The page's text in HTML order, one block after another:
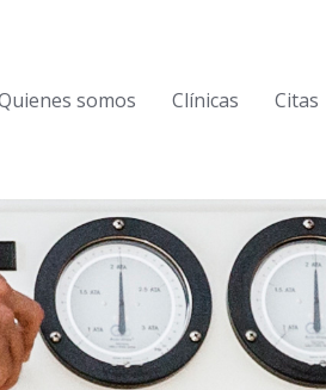
somos Clínicas Citas